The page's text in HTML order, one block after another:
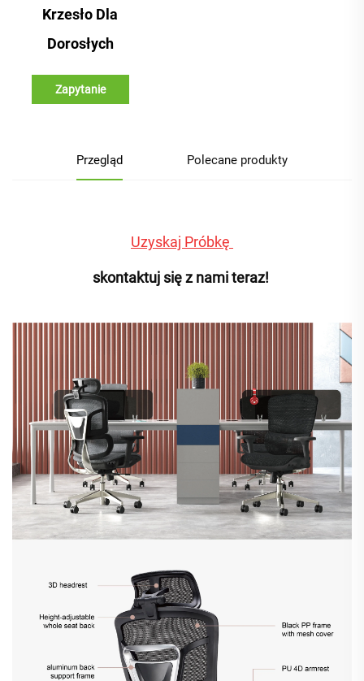
Krzesło Dla
Dorosłych
Zapytanie
Przegląd Polecane produkty
Uzyskaj Próbkę
skontaktuj się z nami teraz!